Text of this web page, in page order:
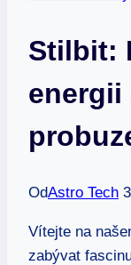
Stilbit:
energii
OdAstro Tech
Vítejte na
zabývat